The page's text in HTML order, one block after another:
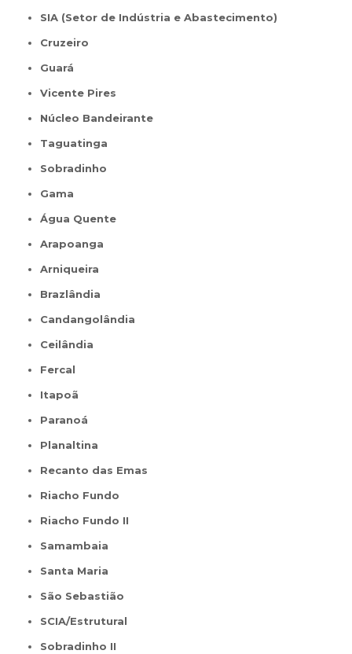
SIA (Setor de Indústria e Abastecimento)
Cruzeiro
Guará
Vicente Pires
Núcleo Bandeirante
Taguatinga
Sobradinho
Gama
Água Quente
Arapoanga
Arniqueira
Brazlândia
Candangolândia
Ceilândia
Fercal
Itapoã
Paranoá
Planaltina
Recanto das Emas
Riacho Fundo
Riacho Fundo II
Samambaia
Santa Maria
São Sebastião
SCIA/Estrutural
Sobradinho II